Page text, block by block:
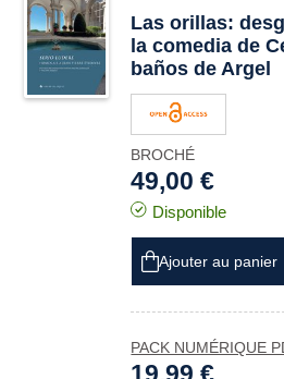
Las orillas:
la comedia de
baños de Argel
BROCHÉ
49,00 €
Disponible
Ajouter au panier
PACK NUMÉRIQUE